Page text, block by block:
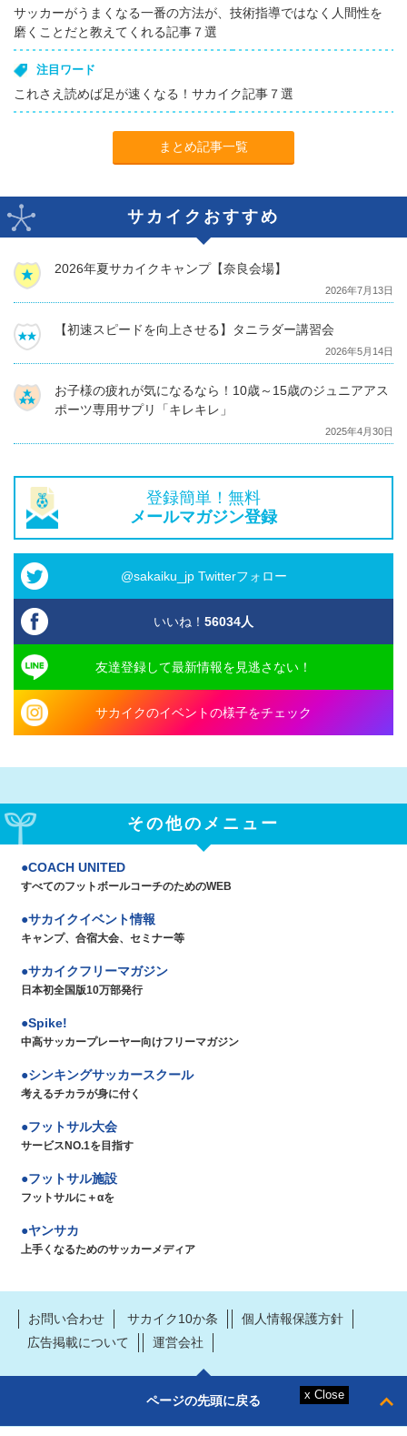
サッカーがうまくなる一番の方法が、技術指導ではなく人間性を
磨くことだと教えてくれる記事７選
注目ワード
これさえ読めば足が速くなる！サカイク記事７選
まとめ記事一覧
サカイクおすすめ
2026年夏サカイクキャンプ【奈良会場】
2026年7月13日
【初速スピードを向上させる】タニラダー講習会
2026年5月14日
お子様の疲れが気になるなら！10歳～15歳のジュニアアス
ポーツ専用サプリ「キレキレ」
2025年4月30日
登録簡単！無料
メールマガジン登録
@sakaiku_jp Twitterフォロー
いいね！ 56034人
友達登録して最新情報を見逃さない！
サカイクのイベントの様子をチェック
その他のメニュー
COACH UNITED
すべてのフットボールコーチのためのWEB
サカイクイベント情報
キャンプ、合宿大会、セミナー等
サカイクフリーマガジン
日本初全国版10万部発行
Spike!
中高サッカープレーヤー向けフリーマガジン
シンキングサッカースクール
考えるチカラが身に付く
フットサル大会
サービスNO.1を目指す
フットサル施設
フットサルに＋αを
ヤンサカ
上手くなるためのサッカーメディア
お問い合わせ サカイク10か条
個人情報保護方針
広告掲載について
運営会社
ページの先頭に戻る